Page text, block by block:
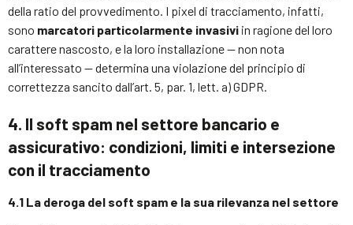
della ratio del provvedimento. I pixel di tracciamento, infatti,
sono marcatori particolarmente invasivi in ragione del loro
carattere nascosto, e la loro installazione — non nota
all’interessato — determina una violazione del principio di
correttezza sancito dall’art. 5, par. 1, lett. a) GDPR.
4. Il soft spam nel settore bancario e
assicurativo: condizioni, limiti e intersezione
con il tracciamento
4.1 La deroga del soft spam e la sua rilevanza nel settore